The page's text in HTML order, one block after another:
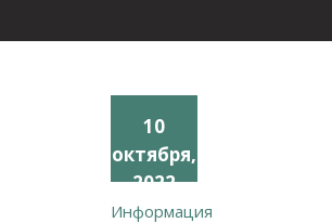
10
октября,
2022
Информация